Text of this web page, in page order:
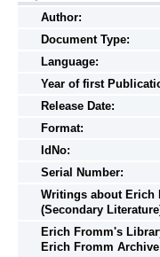
Author:
Document Type:
Language:
Year of first
Release Date:
Format:
IdNo:
Serial Number:
Writings aboutErich
(Secondary
Erich Fromm's
Erich Fromm